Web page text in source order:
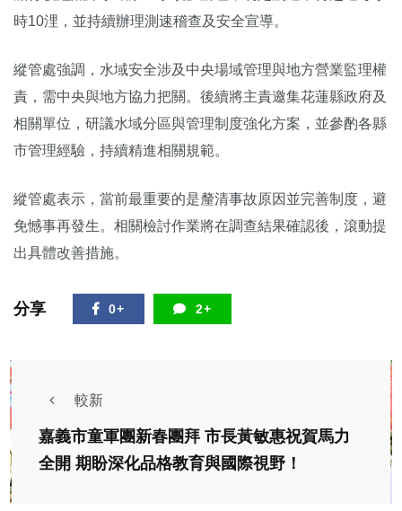
時10浬，並持續辦理測速稽查及安全宣導。
縱管處強調，水域安全涉及中央場域管理與地方營業監理權
責，需中央與地方協力把關。後續將主責邀集花蓮縣政府及
相關單位，研議水域分區與管理制度強化方案，並參酌各縣
市管理經驗，持續精進相關規範。
縱管處表示，當前最重要的是釐清事故原因並完善制度，避
免憾事再發生。相關檢討作業將在調查結果確認後，滾動提
出具體改善措施。
分享 0+ 2+
較新
嘉義市童軍團新春團拜 市長黃敏惠祝賀馬力
全開 期盼深化品格教育與國際視野！